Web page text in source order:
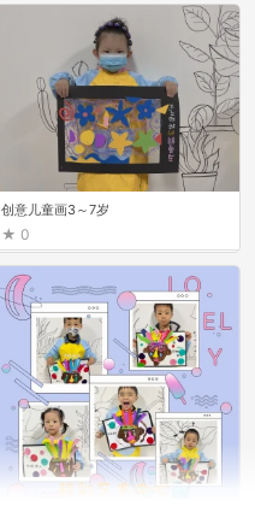
创意儿童画3～7岁
0